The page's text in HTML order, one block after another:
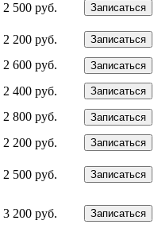
2 500 руб. Записаться
2 200 руб. Записаться
2 600 руб. Записаться
2 400 руб. Записаться
2 800 руб. Записаться
2 200 руб. Записаться
2 500 руб. Записаться
3 200 руб. Записаться